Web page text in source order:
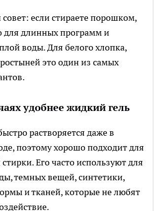
если стираете порошком,
для длинных программ и
воды. Для белого хлопка,
это один из самых
удобнее жидкий гель
растворяется даже в
поэтому хорошо подходит для
Его часто используют для
темных вещей, синтетики,
и тканей, которые не любят